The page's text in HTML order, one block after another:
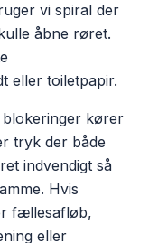
vi spiral der
åbne røret.
eller toiletpapir.
kører
tryk der både
indvendigt så
Hvis
fællesafløb,
eller